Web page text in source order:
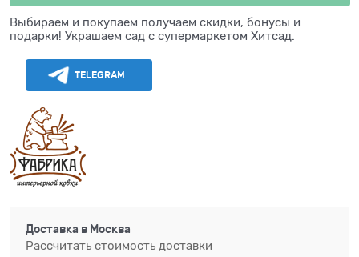
Выбираем и покупаем получаем скидки, бонусы и
подарки! Украшаем сад с супермаркетом Хитсад.
TELEGRAM
Доставка в Москва
Рассчитать стоимость доставки